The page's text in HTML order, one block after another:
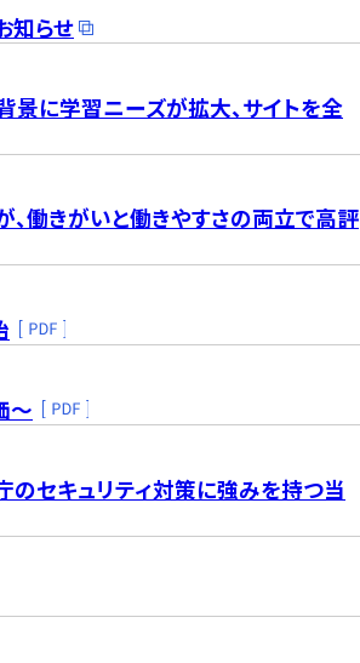
知らせ
に学習ニーズが拡大、サイトを全
働きがいと働きやすさの両立で高評
～
のセキュリティ対策に強みを持つ当